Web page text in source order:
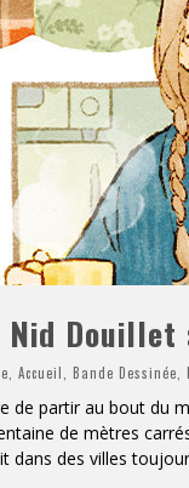
Nid
Accueil Bande Dessinée
de partir au bout du
de mètres
dans des villes